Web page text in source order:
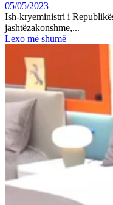
05/05/2023
Ish-kryeministri i
jashtëzakonshme,...
Lexo më shumë